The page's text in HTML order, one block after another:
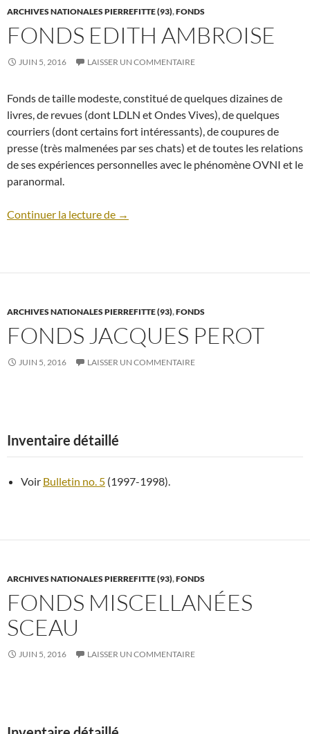
ARCHIVES NATIONALES PIERREFITTE (93),FONDS
FONDS EDITH AMBROISE
JUIN 5, 2016 LAISSER UN COMMENTAIRE
Fonds de taille modeste, constitué de quelques dizaines de
livres, de revues (dont LDLN et Ondes Vives), de quelques
courriers (dont certains fort intéressants), de coupures de
presse (très malmenées par ses chats) et de toutes les relations
de ses expériences personnelles avec le phénomène OVNI et le
paranormal.
Continuer la lecture de Fonds Edith Ambroise
→
ARCHIVES NATIONALES PIERREFITTE (93),FONDS
FONDS JACQUES PEROT
JUIN 5, 2016 LAISSER UN COMMENTAIRE
Inventaire détaillé
Voir Bulletin no. 5 (1997-1998).
ARCHIVES NATIONALES PIERREFITTE (93),FONDS
FONDS MISCELLANÉES
SCEAU
JUIN 5, 2016 LAISSER UN COMMENTAIRE